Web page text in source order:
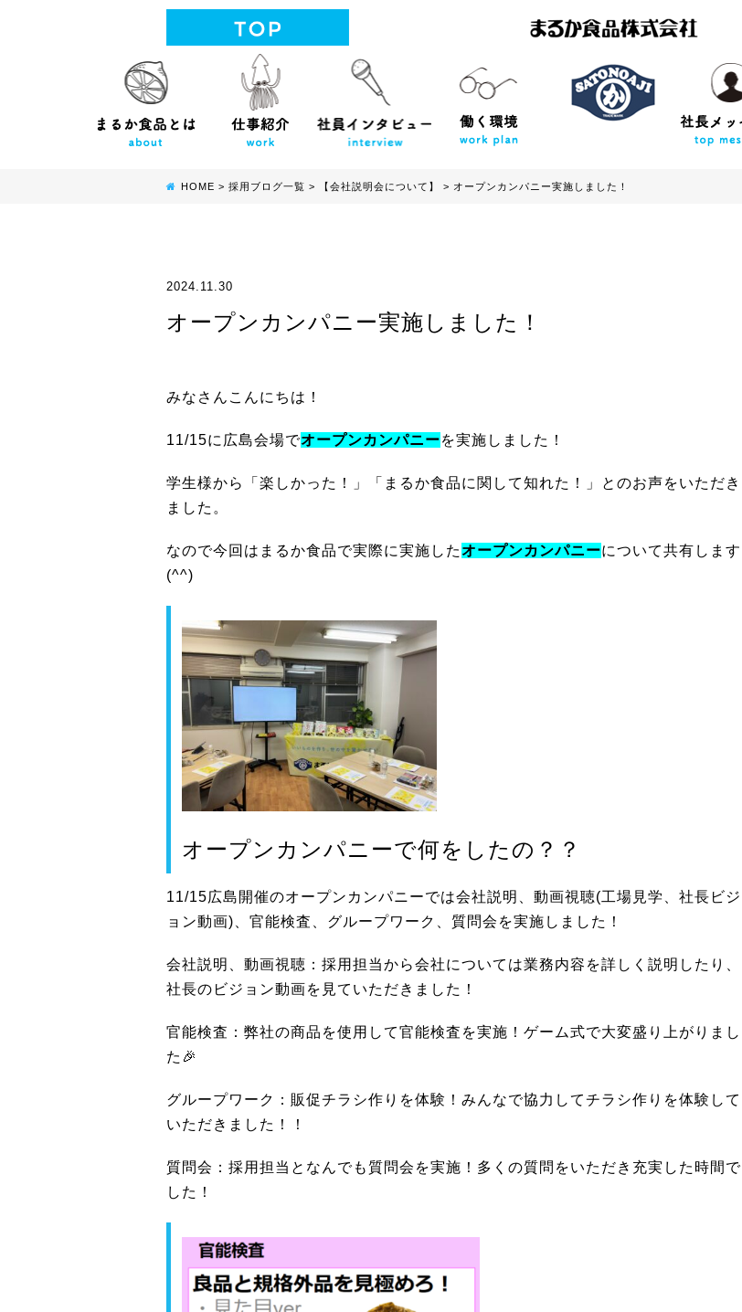
HOME > 採用ブログ一覧 > 【会社説明会について】 > オープンカンパニー実施しました！
2024.11.30
オープンカンパニー実施しました！
みなさんこんにちは！
11/15に広島会場でオープンカンパニーを実施しました！
学生様から「楽しかった！」「まるか食品に関して知れた！」とのお声をいただき
ました。
なので今回はまるか食品で実際に実施したオープンカンパニーについて共有します
(^^)
オープンカンパニーで何をしたの？？
11/15広島開催のオープンカンパニーでは会社説明、動画視聴(工場見学、社長ビジ
ョン動画)、官能検査、グループワーク、質問会を実施しました！
会社説明、動画視聴：採用担当から会社については業務内容を詳しく説明したり、
社長のビジョン動画を見ていただきました！
官能検査：弊社の商品を使用して官能検査を実施！ゲーム式で大変盛り上がりまし
た🎉
グループワーク：販促チラシ作りを体験！みんなで協力してチラシ作りを体験して
いただきました！！
質問会：採用担当となんでも質問会を実施！多くの質問をいただき充実した時間で
した！